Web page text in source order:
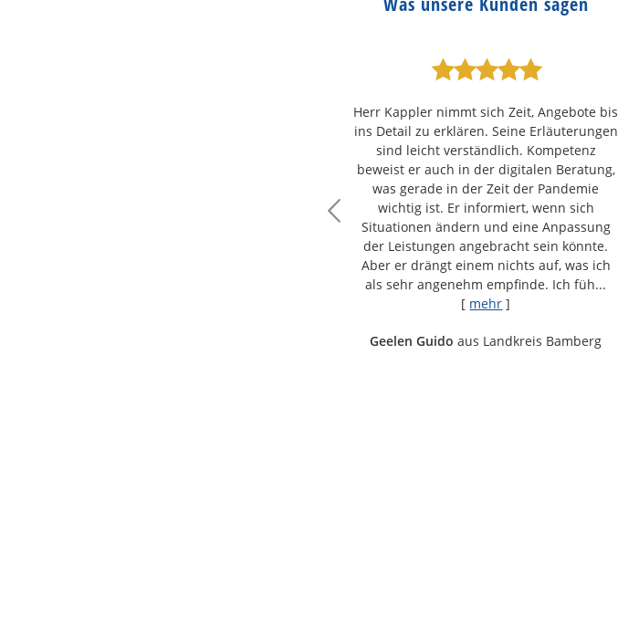
Herr Kappler nimmt sich Zeit, Angebote bis
ins Detail zu erklären. Seine Erläuterungen
sind leicht verständlich. Kompetenz
beweist er auch in der digitalen Beratung,
was gerade in der Zeit der Pandemie
wichtig ist. Er informiert, wenn sich
Situationen ändern und eine Anpassung
der Leistungen angebracht sein könnte.
Aber er drängt einem nichts auf, was ich
als sehr angenehm empfinde. Ich füh...
[ mehr ]
Geelen Guido aus Landkreis Bamberg